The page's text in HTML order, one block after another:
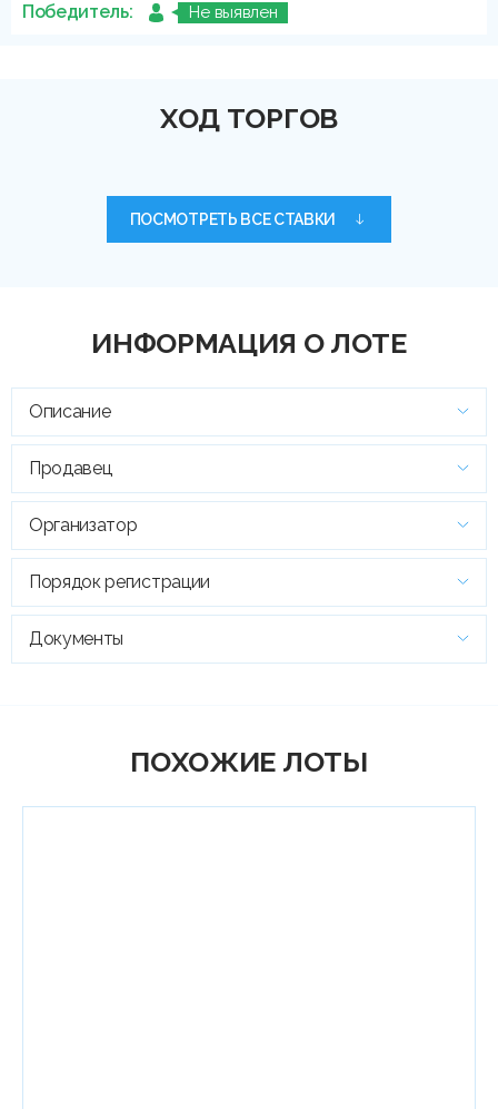
Победитель: Не выявлен
ХОД ТОРГОВ
ПОСМОТРЕТЬ ВСЕ СТАВКИ
ИНФОРМАЦИЯ О ЛОТЕ
Описание
Продавец
Организатор
Порядок регистрации
Документы
ПОХОЖИЕ ЛОТЫ